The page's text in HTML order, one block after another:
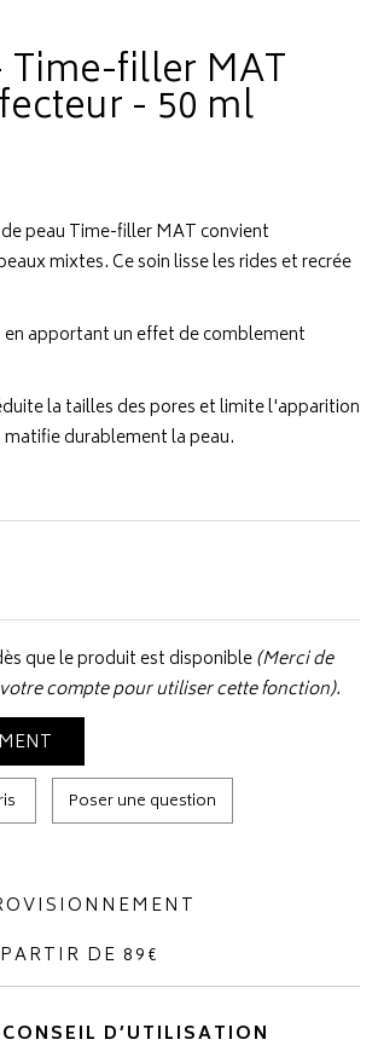
Time-filler MAT
- 50 ml
peau Time-filler MAT convient
mixtes. Ce soin lisse les rides et recrée
en apportant un effet de comblement
la tailles des pores et limite l'apparition
durablement la peau.
que le produit est disponible(Merci de
compte pour utiliser cette fonction).
Poser une question
DE 89€
CONSEIL D’UTILISATION